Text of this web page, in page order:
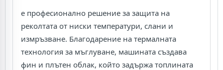
е професионално решение за защита на
реколтата от ниски температури, слани и
измръзване. Благодарение на термалната
технология за мъглуване, машината създава
фин и плътен облак, който задържа топлината